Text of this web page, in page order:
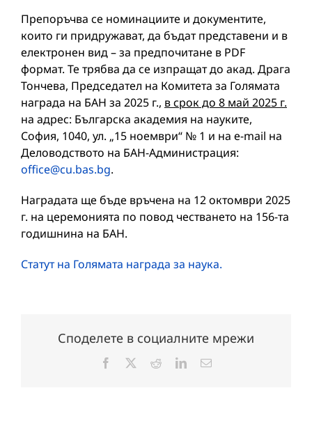
Препоръчва се номинациите и документите,
които ги придружават, да бъдат представени и в
електронен вид – за предпочитане в PDF
формат. Те трябва да се изпращат до акад. Драга
Тончева, Председател на Комитета за Голямата
награда на БАН за 2025 г., всрок до 8 май 2025 г.
на адрес: Българска академия на науките,
София, 1040, ул. „15 ноември“ № 1 и на е-mail на
Деловодството на БАН-Администрация:
office@cu.bas.bg.
Наградата ще бъде връчена на 12 октомври 2025
г. на церемонията по повод честването на 156-та
годишнина на БАН.
Статут на Голямата награда за наука.
Споделете в социалните мрежи
Facebook RedditLinkedInЕлектронна